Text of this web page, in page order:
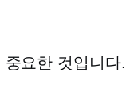
요한 것입니다.